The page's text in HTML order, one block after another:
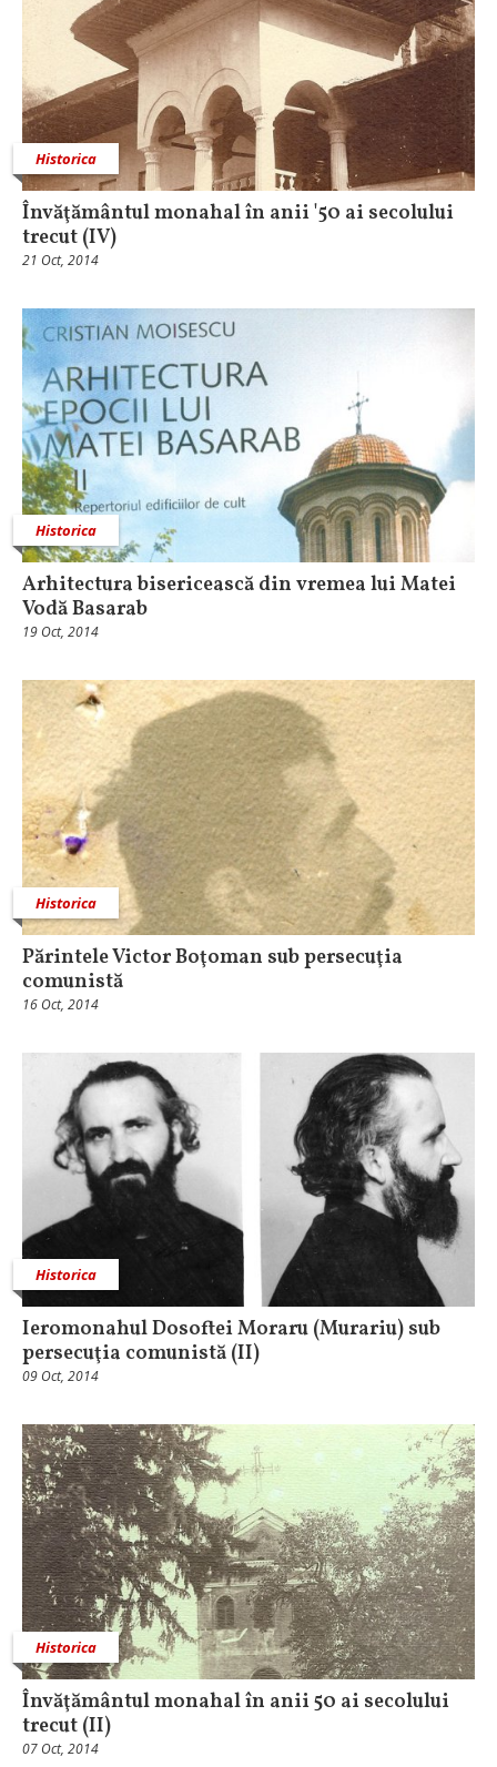
Historica
Învăţământul monahal în anii '50 ai secolului
trecut (IV)
21 Oct, 2014
Historica
Arhitectura bisericească din vremea lui Matei
Vodă Basarab
19 Oct, 2014
Historica
Părintele Victor Boţoman sub persecuţia
comunistă
16 Oct, 2014
Historica
Ieromonahul Dosoftei Moraru (Murariu) sub
persecuţia comunistă (II)
09 Oct, 2014
Historica
Învăţământul monahal în anii 50 ai secolului
trecut (II)
07 Oct, 2014